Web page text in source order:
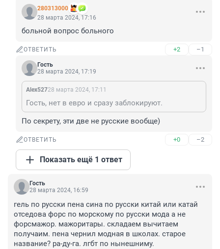
280313000
28 марта 2024, 17:16
больной вопрос больного
ОТВЕТИТЬ +2 –1
Гость
28 марта 2024, 17:19
Alex52728 марта 2024, 17:11
Гость, нет в евро и сразу заблокируют.
По секрету, эти две не русские вообще)
ОТВЕТИТЬ +0 –2
Показать ещё 1 ответ
Гость
28 марта 2024, 16:59
гель по русски пена сина по русски китай или катай
отседова форс по морскому по русски мода а не
форсмажор. мажоритары. складаем вычитаем
получаим. пена чернил модная в школах. старое
название? ра-ду-га. лгбт по нынешниму.